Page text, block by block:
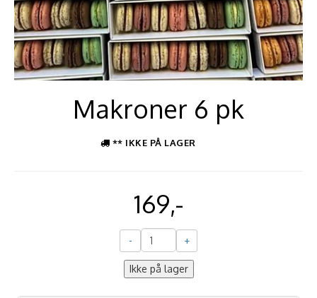
Makroner 6 pk
** IKKE PÅ LAGER
169,-
- +
Ikke på lager